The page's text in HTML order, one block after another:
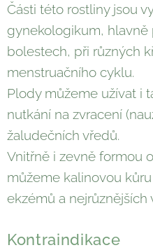
Části této rostliny jsou
gynekologikum, hlavně
bolestech, při různých
menstruačního cyklu.
Plody můžeme užívat i
nutkání na zvracení
žaludečních vředů.
Vnitřně i zevně formou
můžeme kalinovou
ekzémů a nejrůznějších
Kontraindikace